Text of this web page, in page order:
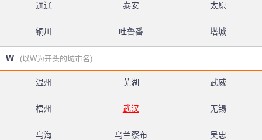
通辽 泰安 太原
铜川 吐鲁番 塔城
W (以W为开头的城市名)
温州 芜湖 武威
梧州 武汉 无锡
乌海 乌兰察布 吴忠